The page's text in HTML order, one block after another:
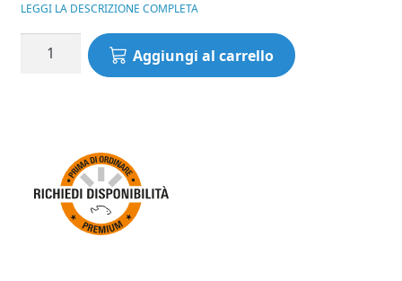
LEGGI LA DESCRIZIONE COMPLETA
Canna
CLASS
MATRIX
Aggiungi al carrello